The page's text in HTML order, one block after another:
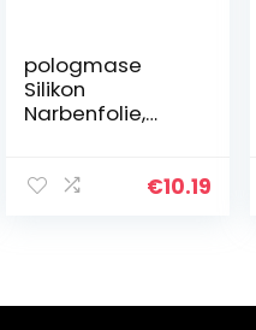
pologmase
Silikon
Narbenfolie,
Für Narben,
€10.19